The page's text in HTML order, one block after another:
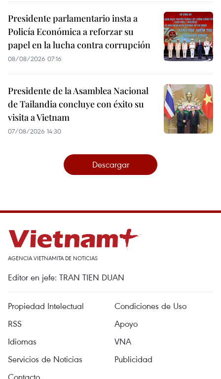
Presidente parlamentario insta a
Policía Económica a reforzar su
papel en la lucha contra corrupción
08/08/2026 07:16
Presidente de la Asamblea Nacional
de Tailandia concluye con éxito su
visita a Vietnam
07/08/2026 14:30
Descargar
AGENCIA VIETNAMITA DE NOTICIAS
Editor en jefe: TRAN TIEN DUAN
Propiedad Intelectual
Condiciones de Uso
RSS
Apoyo
Idiomas
VNA
Servicios de Noticias
Publicidad